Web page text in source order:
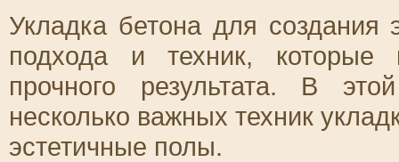
Укладка бетона для создания
подхода и техник, которые
прочного результата. В
несколько важных техник
эстетичные полы.